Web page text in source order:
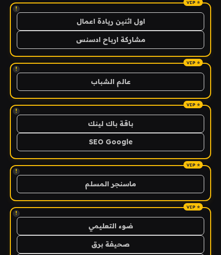
!
اول اثنين ريادة اعمال
مشاركة ارباح ادسنس
!
عالم الشباب
!
باقة باك لينك
SEO Google
!
ماسنجر المسلم
!
ضوء التعليمي
صحيفة برق